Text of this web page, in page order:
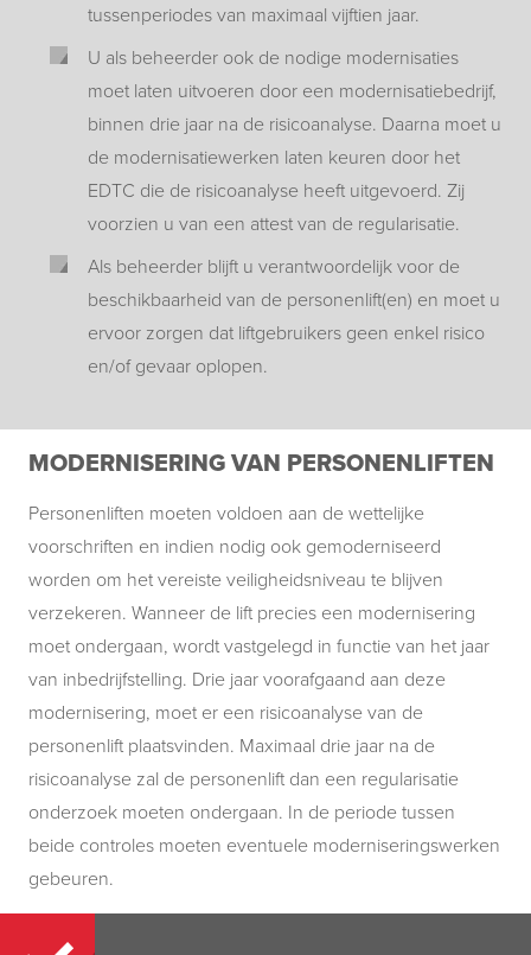
tussenperiodes van maximaal vijftien jaar.
U als beheerder ook de nodige modernisaties
moet laten uitvoeren door een modernisatiebedrijf,
binnen drie jaar na de risicoanalyse. Daarna moet u
de modernisatiewerken laten keuren door het
EDTC die de risicoanalyse heeft uitgevoerd. Zij
voorzien u van een attest van de regularisatie.
Als beheerder blijft u verantwoordelijk voor de
beschikbaarheid van de personenlift(en) en moet u
ervoor zorgen dat liftgebruikers geen enkel risico
en/of gevaar oplopen.
MODERNISERING VAN PERSONENLIFTEN
Personenliften moeten voldoen aan de wettelijke
voorschriften en indien nodig ook gemoderniseerd
worden om het vereiste veiligheidsniveau te blijven
verzekeren. Wanneer de lift precies een modernisering
moet ondergaan, wordt vastgelegd in functie van het jaar
van inbedrijfstelling. Drie jaar voorafgaand aan deze
modernisering, moet er een risicoanalyse van de
personenlift plaatsvinden. Maximaal drie jaar na de
risicoanalyse zal de personenlift dan een regularisatie
onderzoek moeten ondergaan. In de periode tussen
beide controles moeten eventuele moderniseringswerken
gebeuren.